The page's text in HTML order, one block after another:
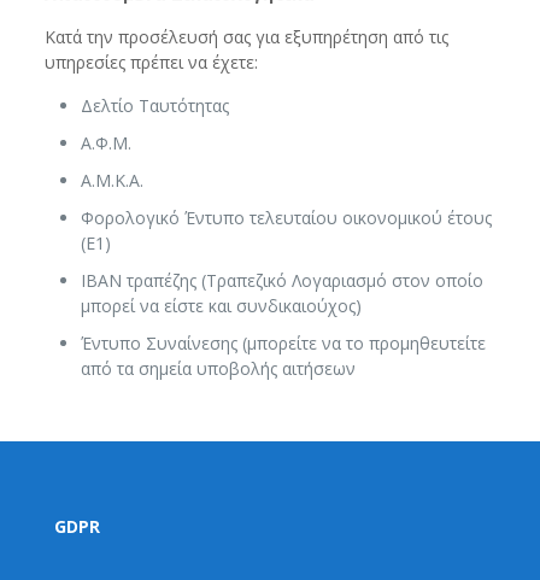
Κατά την προσέλευσή σας για εξυπηρέτηση από τις
υπηρεσίες πρέπει να έχετε:
Δελτίο Ταυτότητας
Α.Φ.Μ.
Α.Μ.Κ.Α.
Φορολογικό Έντυπο τελευταίου οικονομικού έτους
(Ε1)
ΙΒΑΝ τραπέζης (Τραπεζικό Λογαριασμό στον οποίο
μπορεί να είστε και συνδικαιούχος)
Έντυπο Συναίνεσης (μπορείτε να το προμηθευτείτε
από τα σημεία υποβολής αιτήσεων
GDPR